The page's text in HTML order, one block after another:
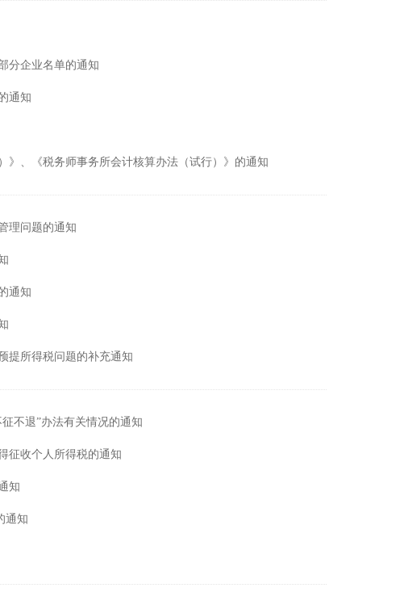
分企业名单的通知
通知
、《税务师事务所会计核算办法（试行）》的通知
理问题的通知
通知
提所得税问题的补充通知
不退”办法有关情况的通知
征收个人所得税的通知
知
通知